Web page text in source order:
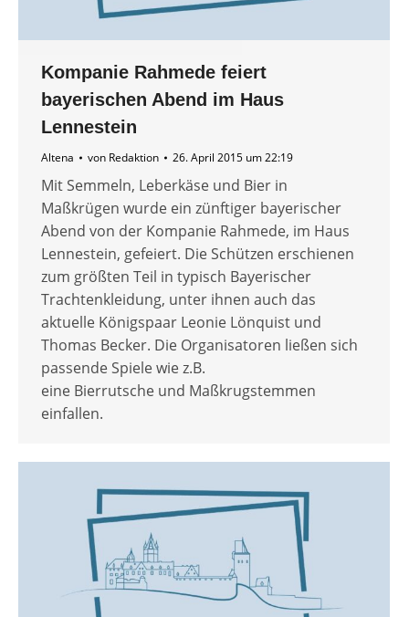
Kompanie Rahmede feiert
bayerischen Abend im Haus
Lennestein
Altena von Redaktion 26. April 2015 um 22:19
Mit Semmeln, Leberkäse und Bier in
Maßkrügen wurde ein zünftiger bayerischer
Abend von der Kompanie Rahmede, im Haus
Lennestein, gefeiert. Die Schützen erschienen
zum größten Teil in typisch Bayerischer
Trachtenkleidung, unter ihnen auch das
aktuelle Königspaar Leonie Lönquist und
Thomas Becker. Die Organisatoren ließen sich
passende Spiele wie z.B.
eine Bierrutsche und Maßkrugstemmen
einfallen.